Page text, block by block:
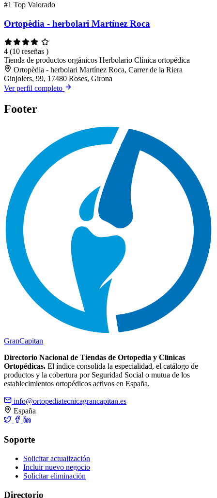
#1 Top Valorado
Ortopèdia - herbolari Martínez Roca
4 (10 reseñas )
Tienda de productos orgánicos Herbolario Clínica ortopédica
Ortopèdia - herbolari Martínez Roca, Carrer de la Riera
Ginjolers, 99, 17480 Roses, Girona
Ver perfil completo
Footer
GranCapitan
Directorio Nacional de Tiendas de Ortopedia y Clínicas
Ortopédicas. El índice consolida la especialidad, el catálogo de
productos y la cobertura por Seguridad Social o mutua de los
establecimientos ortopédicos activos en España.
info@ortopediatecnicagrancapitan.es
España
Soporte
Solicitar actualización
Incluir nuevo negocio
Solicitar eliminación
Directorio